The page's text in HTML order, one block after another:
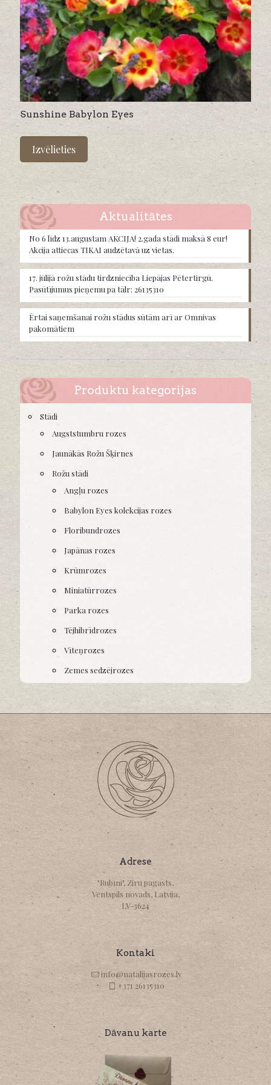
Sunshine Babylon Eyes
Izvēlieties
product
multiple
variants.
The
may
chosen
on
product
page
Aktualitātes
No 6 līdz 13.augustam AKCIJA! 2.gada stādi maksā 8 eur!
Akcija attiecas TIKAI audzētavā uz vietas.
17. jūlijā rožu stādu tirdzniecība Liepājas Pētertirgū.
Pasūtījumus pieņemu pa tālr: 26135310
Ērtai saņemšanai rožu stādus sūtām arī ar Omnivas
pakomātiem
Produktu kategorijas
Stādi
Augststumbru rozes
Jaunākās Rožu Šķirnes
Rožu stādi
Angļu rozes
Babylon Eyes kolekcijas rozes
Floribundrozes
Japānas rozes
Krūmrozes
Miniatūrrozes
Parka rozes
Tējhibrīdrozes
Vīteņrozes
Zemes sedzējrozes
Adrese
"Rubīni", Ziru pagasts,
Ventspils novads, Latvija,
LV-3624
Kontaki
info@natalijasrozes.lv
+371 26135310
Dāvanu karte